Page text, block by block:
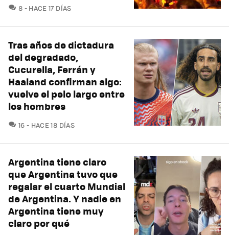
8 COMENTARIOS
HACE 17 DÍAS
Tras años de dictadura
del degradado,
Cucurella, Ferrán y
Haaland confirman algo:
vuelve el pelo largo entre
los hombres
16 COMENTARIOS
HACE 18 DÍAS
Argentina tiene claro
que Argentina tuvo que
regalar el cuarto Mundial
de Argentina. Y nadie en
Argentina tiene muy
claro por qué